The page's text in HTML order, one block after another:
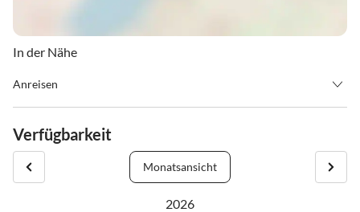
In der Nähe
Anreisen
Frühe Anreise nach Absprache möglich. Wenn du es bis 17 Uhr
nicht schaffst, bitte kontaktiere mich. Eine spätere Anreise ist mit
Schlüsselsafe ebenfalls möglich.
Verfügbarkeit
Monatsansicht
2026